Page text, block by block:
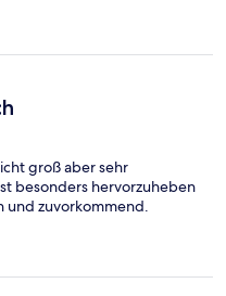
groß aber sehr
besonders hervorzuheben
und zuvorkommend.